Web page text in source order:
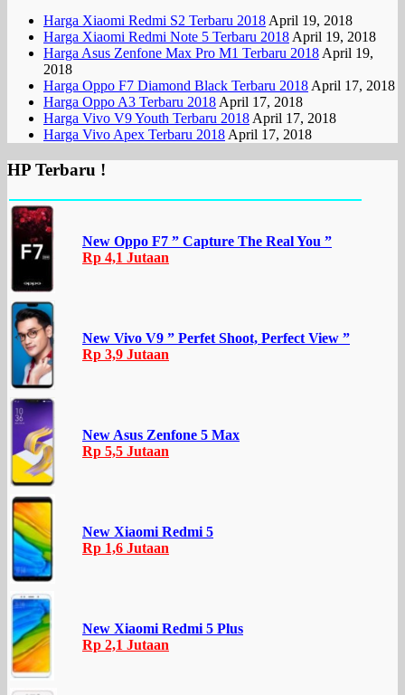
Harga Xiaomi Redmi S2 Terbaru 2018 April 19, 2018
Harga Xiaomi Redmi Note 5 Terbaru 2018 April 19, 2018
Harga Asus Zenfone Max Pro M1 Terbaru 2018 April 19,
2018
Harga Oppo F7 Diamond Black Terbaru 2018 April 17, 2018
Harga Oppo A3 Terbaru 2018 April 17, 2018
Harga Vivo V9 Youth Terbaru 2018 April 17, 2018
Harga Vivo Apex Terbaru 2018 April 17, 2018
HP Terbaru !
New Oppo F7 ” Capture The Real You ”
Rp 4,1 Jutaan
New Vivo V9 ” Perfet Shoot, Perfect View ”
Rp 3,9 Jutaan
New Asus Zenfone 5 Max
Rp 5,5 Jutaan
New Xiaomi Redmi 5
Rp 1,6 Jutaan
New Xiaomi Redmi 5 Plus
Rp 2,1 Jutaan